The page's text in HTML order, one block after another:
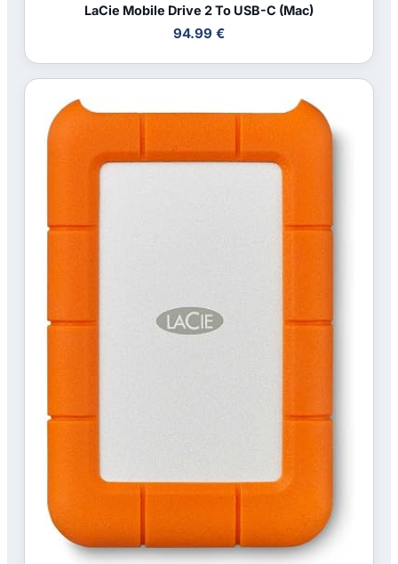
LaCie Mobile Drive 2 To USB-C (Mac)
94.99 €